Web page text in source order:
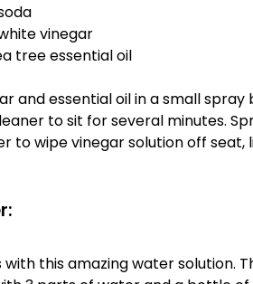
vinegar
tree essential oil
and essential oil in a small
to sit for several minutes.
to wipe vinegar solution off seat,
this amazing water solution.